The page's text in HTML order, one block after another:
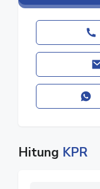
Hitung KPR